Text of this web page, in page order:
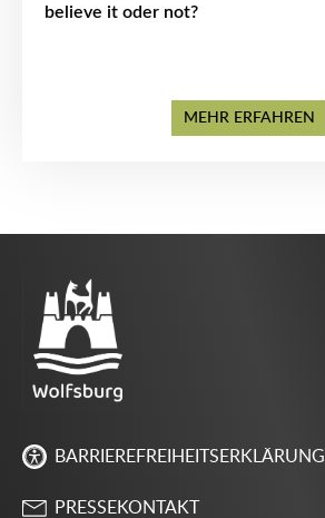
believe it oder not?
MEHR ERFAHREN
BARRIEREFREIHEITSERKLÄRUNG
PRESSEKONTAKT